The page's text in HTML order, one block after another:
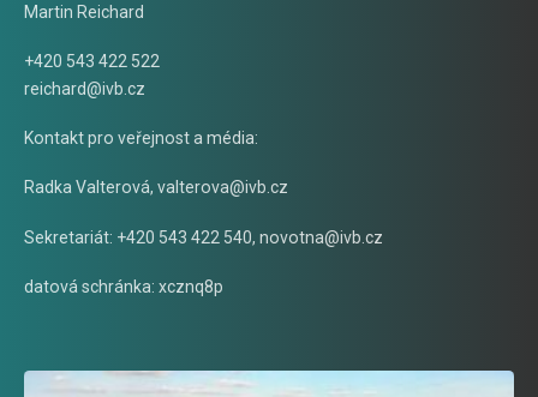
Martin Reichard
+420 543 422 522
reichard@ivb.cz
Kontakt pro veřejnost a média:
Radka Valterová, valterova@ivb.cz
Sekretariát: +420 543 422 540, novotna@ivb.cz
datová schránka: xcznq8p